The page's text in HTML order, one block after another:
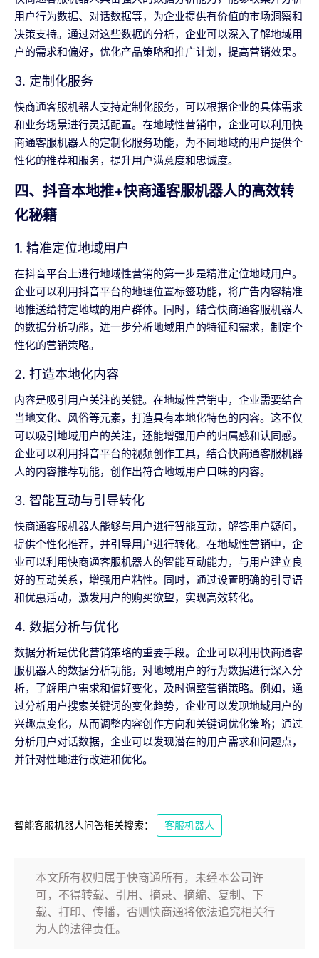
用户行为数据、对话数据等，为企业提供有价值的市场洞察和
决策支持。通过对这些数据的分析，企业可以深入了解地域用
户的需求和偏好，优化产品策略和推广计划，提高营销效果。
3. 定制化服务
快商通客服机器人支持定制化服务，可以根据企业的具体需求
和业务场景进行灵活配置。在地域性营销中，企业可以利用快
商通客服机器人的定制化服务功能，为不同地域的用户提供个
性化的推荐和服务，提升用户满意度和忠诚度。
四、抖音本地推+快商通客服机器人的高效转
化秘籍
1. 精准定位地域用户
在抖音平台上进行地域性营销的第一步是精准定位地域用户。
企业可以利用抖音平台的地理位置标签功能，将广告内容精准
地推送给特定地域的用户群体。同时，结合快商通客服机器人
的数据分析功能，进一步分析地域用户的特征和需求，制定个
性化的营销策略。
2. 打造本地化内容
内容是吸引用户关注的关键。在地域性营销中，企业需要结合
当地文化、风俗等元素，打造具有本地化特色的内容。这不仅
可以吸引地域用户的关注，还能增强用户的归属感和认同感。
企业可以利用抖音平台的视频创作工具，结合快商通客服机器
人的内容推荐功能，创作出符合地域用户口味的内容。
3. 智能互动与引导转化
快商通客服机器人能够与用户进行智能互动，解答用户疑问，
提供个性化推荐，并引导用户进行转化。在地域性营销中，企
业可以利用快商通客服机器人的智能互动能力，与用户建立良
好的互动关系，增强用户粘性。同时，通过设置明确的引导语
和优惠活动，激发用户的购买欲望，实现高效转化。
4. 数据分析与优化
数据分析是优化营销策略的重要手段。企业可以利用快商通客
服机器人的数据分析功能，对地域用户的行为数据进行深入分
析，了解用户需求和偏好变化，及时调整营销策略。例如，通
过分析用户搜索关键词的变化趋势，企业可以发现地域用户的
兴趣点变化，从而调整内容创作方向和关键词优化策略；通过
分析用户对话数据，企业可以发现潜在的用户需求和问题点，
并针对性地进行改进和优化。
智能客服机器人问答相关搜索： 客服机器人
本文所有权归属于快商通所有，未经本公司许
可，不得转载、引用、摘录、摘编、复制、下
载、打印、传播，否则快商通将依法追究相关行
为人的法律责任。